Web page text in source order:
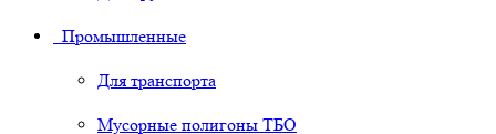
Промышленные
Для транспорта
Мусорные полигоны ТБО